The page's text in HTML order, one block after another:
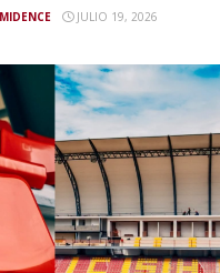
JULIO 19, 2026